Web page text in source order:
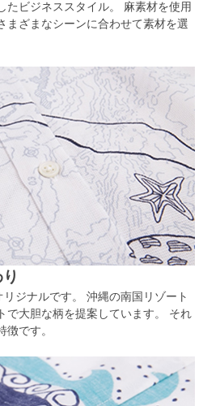
たビジネススタイル。 麻素材を使用
まざまなシーンに合わせて素材を選
ジナルです。 沖縄の南国リゾート
で大胆な柄を提案しています。 それ
徴です。